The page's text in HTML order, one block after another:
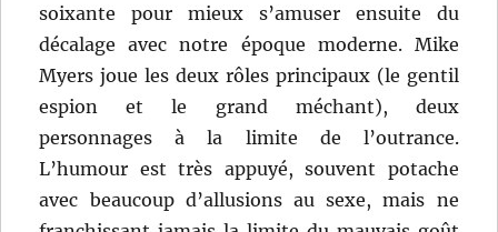
soixante pour mieux s’amuser ensuite du
décalage avec notre époque moderne. Mike
Myers joue les deux rôles principaux (le gentil
espion et le grand méchant), deux
personnages à la limite de l’outrance.
L’humour est très appuyé, souvent potache
avec beaucoup d’allusions au sexe, mais ne